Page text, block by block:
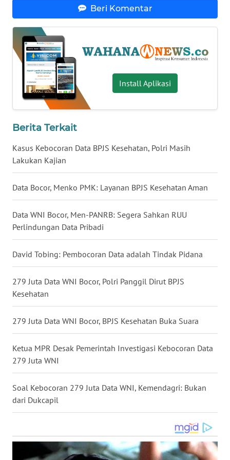
Beri Komentar
Install Aplikasi
Berita Terkait
Kasus Kebocoran Data BPJS Kesehatan, Polri Masih
Lakukan Kajian
Data Bocor, Menko PMK: Layanan BPJS Kesehatan Aman
Data WNI Bocor, Men-PANRB: Segera Sahkan RUU
Perlindungan Data Pribadi
David Tobing: Pembocoran Data adalah Tindak Pidana
279 Juta Data WNI Bocor, Polri Panggil Dirut BPJS
Kesehatan
279 Juta Data WNI Bocor, BPJS Kesehatan Buka Suara
Ketua MPR Desak Pemerintah Investigasi Kebocoran Data
279 Juta WNI
Soal Kebocoran 279 Juta Data WNI, Kemendagri: Bukan
dari Dukcapil
WN
SERAMBI
WN
JAMBI
WN
SULTRA
WN
SULBAR
BABEL
WN
SUMBAR
WN
SUMSEL
WN
WN
LAMPUNG
WN
JATENG